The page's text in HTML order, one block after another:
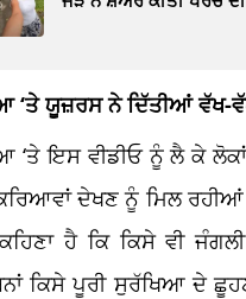
‘ਤੇ ਯੂਜ਼ਰਸ ਨੇ ਦਿੱਤੀਆਂ ਵੱਖ-
‘ਤੇ ਇਸ ਵੀਡੀਓ ਨੂੰ ਲੈ ਕੇ
ਦੇਖਣ ਨੂੰ ਮਿਲ
ਹੈ ਕਿ ਕਿਸੇ ਵੀ
ਕਿਸੇ ਪੂਰੀ ਸੁਰੱਖਿਆ ਦੇ